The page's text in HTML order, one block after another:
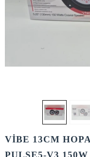
VİBE 13CM
PULSE5-V3